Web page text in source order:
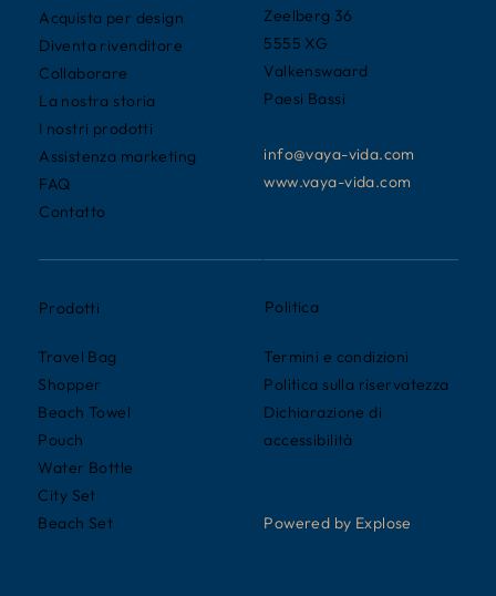
Zeelberg 36
5555 XG
Valkenswaard
Paesi Bassi
info@vaya-vida.com
www.vaya-vida.com
Acquista per design
Diventa rivenditore
Collaborare
La nostra storia
I nostri prodotti
Assistenza marketing
FAQ
Contatto
Prodotti
Travel Bag
Shopper
Beach Towel
Pouch
Water Bottle
City Set
Beach Set
Politica
Termini e condizioni
Politica sulla riservatezza
Dichiarazione di
accessibilità
Powered by Explose